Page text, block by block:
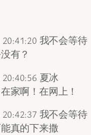
我不会等待
有？
夏冰
家啊！在网上！
我不会等待
真的下来撒